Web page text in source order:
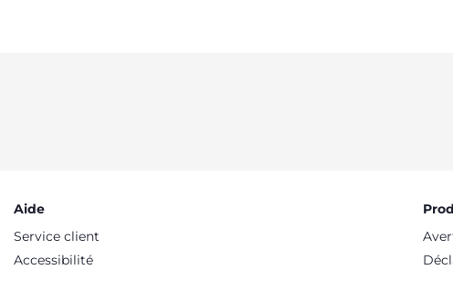
Aide
Service client
Accessibilité